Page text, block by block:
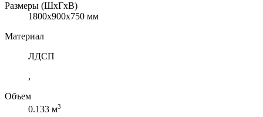
Размеры (ШхГхВ)
1800x900x750 мм
Материал
ЛДСП
,
Объем
0.133 м3